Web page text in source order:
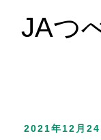
JAつ
2021年12月24